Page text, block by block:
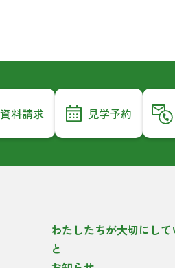
資料請求 見学予約
わたしたちが大切にして
と